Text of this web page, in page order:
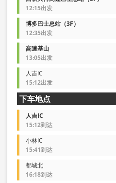
12:15出发
博多巴士总站（3F）
12:35出发
高速基山
13:05出发
人吉IC
15:12出发
下车地点
人吉IC
15:12到达
小林IC
15:41到达
都城北
16:18到达